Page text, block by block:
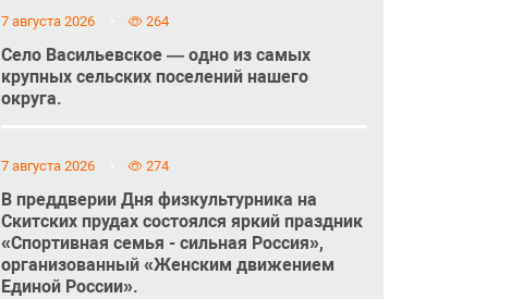
7 августа 2026 264
Село Васильевское — одно из самых
крупных сельских поселений нашего
округа.
7 августа 2026 274
В преддверии Дня физкультурника на
Скитских прудах состоялся яркий праздник
«Спортивная семья - сильная Россия»,
организованный «Женским движением
Единой России».